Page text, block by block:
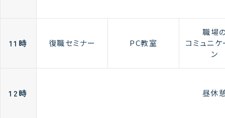
11時 復職セミナー PC教室
職場
コミュニケ
ン
12時 昼休